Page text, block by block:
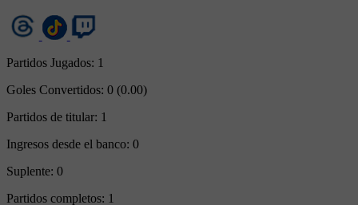
Partidos Jugados: 1
Goles Convertidos: 0 (0.00)
Partidos de titular: 1
Ingresos desde el banco: 0
Suplente: 0
Partidos completos: 1